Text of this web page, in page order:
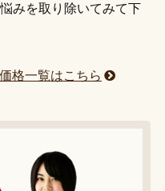
みを取り除いてみて下
格一覧はこちら